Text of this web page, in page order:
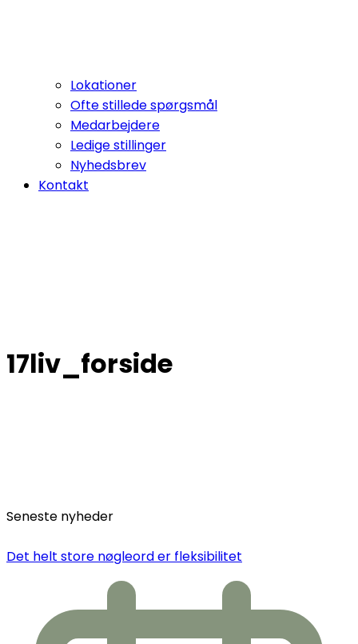
Lokationer
Ofte stillede spørgsmål
Medarbejdere
Ledige stillinger
Nyhedsbrev
Kontakt
17liv_forside
Seneste nyheder
Det helt store nøgleord er fleksibilitet